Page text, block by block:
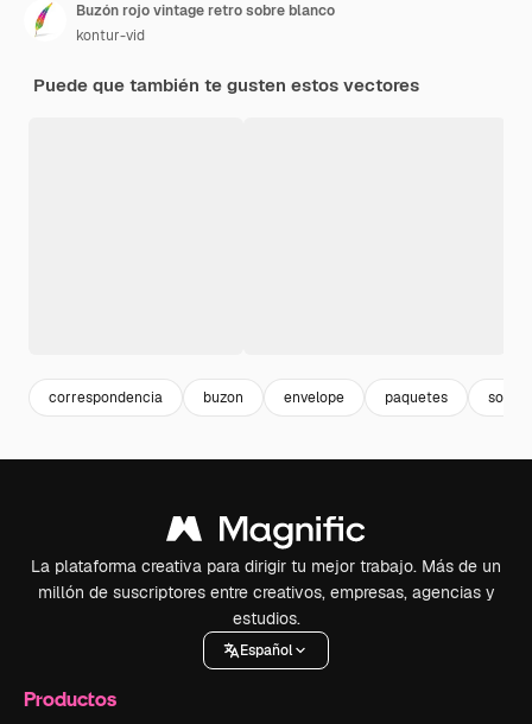
Buzón rojo vintage retro sobre blanco
kontur-vid
Puede que también te gusten estos vectores
correspondencia buzon envelope paquetes sobre
La plataforma creativa para dirigir tu mejor trabajo. Más de un
millón de suscriptores entre creativos, empresas, agencias y
estudios.
Español
Productos